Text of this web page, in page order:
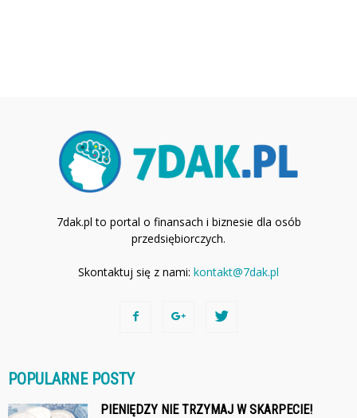
7dak.pl to portal o finansach i biznesie dla osób
przedsiębiorczych.
Skontaktuj się z nami: kontakt@7dak.pl
POPULARNE POSTY
PIENIĘDZY NIE TRZYMAJ W SKARPECIE!